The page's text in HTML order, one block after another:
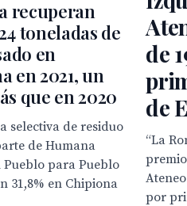
de
de
“La
por
recuperan
toneladas de
en
en 2021, un
que en 2020
selectiva de residuo
de Humana
para Pueblo
31,8% en Chipiona